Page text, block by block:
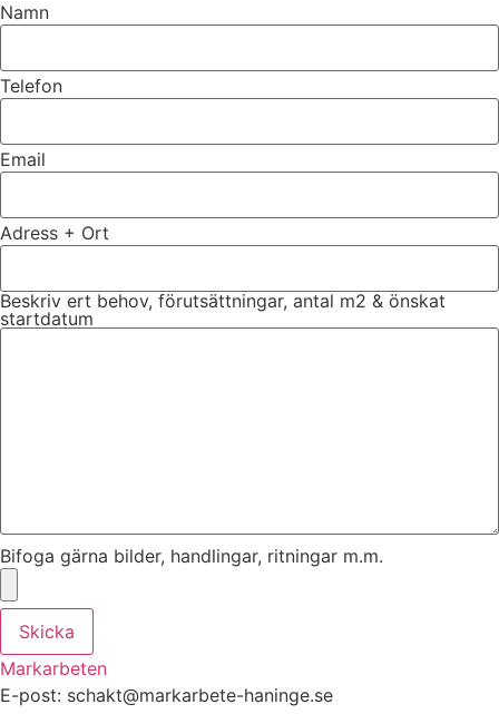
Namn
Telefon
Email
Adress + Ort
Beskriv ert behov, förutsättningar, antal m2 & önskat
startdatum
Bifoga gärna bilder, handlingar, ritningar m.m.
Skicka
Markarbeten
E-post: schakt@markarbete-haninge.se